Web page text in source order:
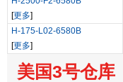
[更多]
H-175-L02-6580B
[更多]
美国3号仓库